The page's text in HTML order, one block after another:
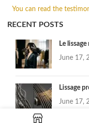
You can read the
RECENT POSTS
Le
June 17,
Lissage
June 17,